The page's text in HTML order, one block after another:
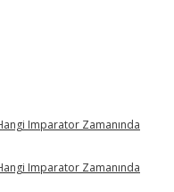
Imparator Zamanında
Imparator Zamanında